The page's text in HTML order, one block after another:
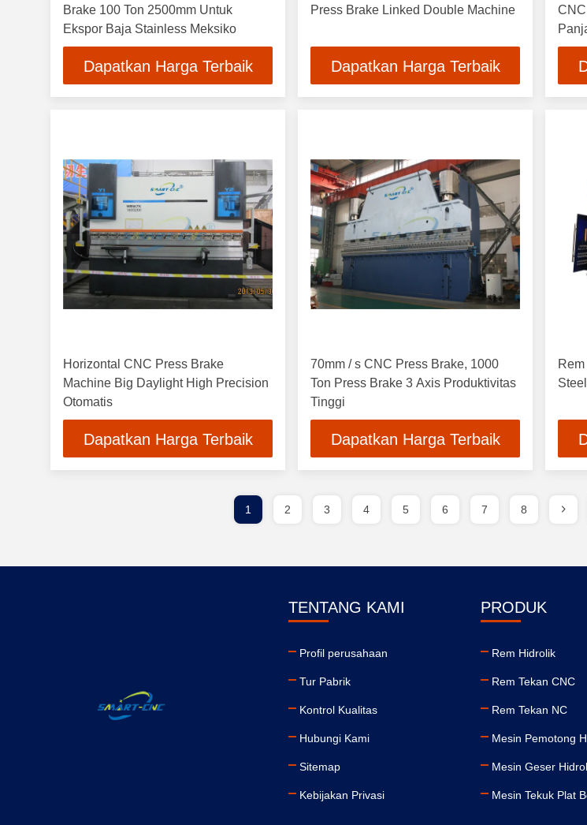
Brake 100 Ton 2500mm Untuk
Ekspor Baja Stainless Meksiko
Dapatkan Harga Terbaik
Press Brake Linked Double Machine
Dapatkan Harga Terbaik
Horizontal CNC Press Brake
Machine Big Daylight High Precision
Otomatis
Dapatkan Harga Terbaik
70mm / s CNC Press Brake, 1000
Ton Press Brake 3 Axis Produktivitas
Tinggi
Dapatkan Harga Terbaik
1 2 3 4 5 6 7 8
TENTANG KAMI
Profil perusahaan
Tur Pabrik
Kontrol Kualitas
Hubungi Kami
Sitemap
Kebijakan Privasi
PRODUK
Rem Hidrolik
Rem Tekan CNC
Rem Tekan NC
Mesin Pemotong
Mesin Geser
Mesin Tekuk Plat